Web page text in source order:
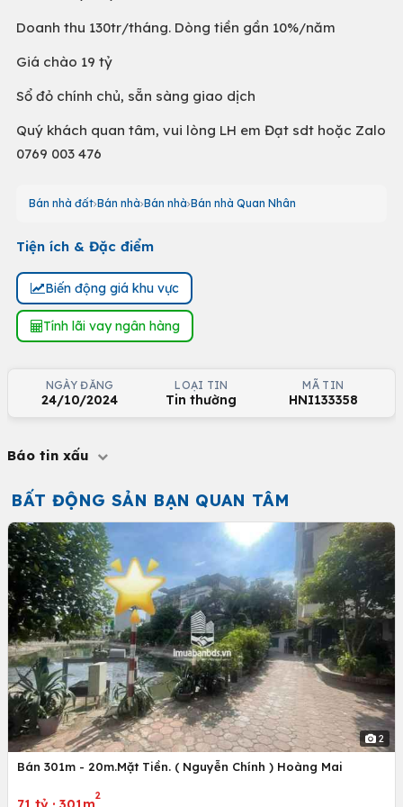
Doanh thu 130tr/tháng. Dòng tiền gần 10%/năm
Giá chào 19 tỷ
Sổ đỏ chính chủ, sẵn sàng giao dịch
Quý khách quan tâm, vui lòng LH em Đạt sdt hoặc Zalo
0769 003 476
Bán nhà đất Bán nhà Bán nhà Bán nhà Quan Nhân
Tiện ích & Đặc điểm
Biến động giá khu vực
Tính lãi vay ngân hàng
NGÀY ĐĂNG
24/10/2024
LOẠI TIN
Tin thường
MÃ TIN
HNI133358
Báo tin xấu
BẤT ĐỘNG SẢN BẠN QUAN TÂM
2
Bán 301m - 20m.Mặt Tiền. ( Nguyễn Chính ) Hoàng Mai
2